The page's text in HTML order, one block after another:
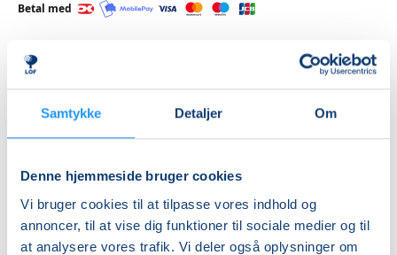
Samtykke Detaljer Om
Denne hjemmeside bruger cookies
Vi bruger cookies til at tilpasse vores indhold og
annoncer, til at vise dig funktioner til sociale medier og til
at analysere vores trafik. Vi deler også oplysninger om
Betal med
Info
Nummer